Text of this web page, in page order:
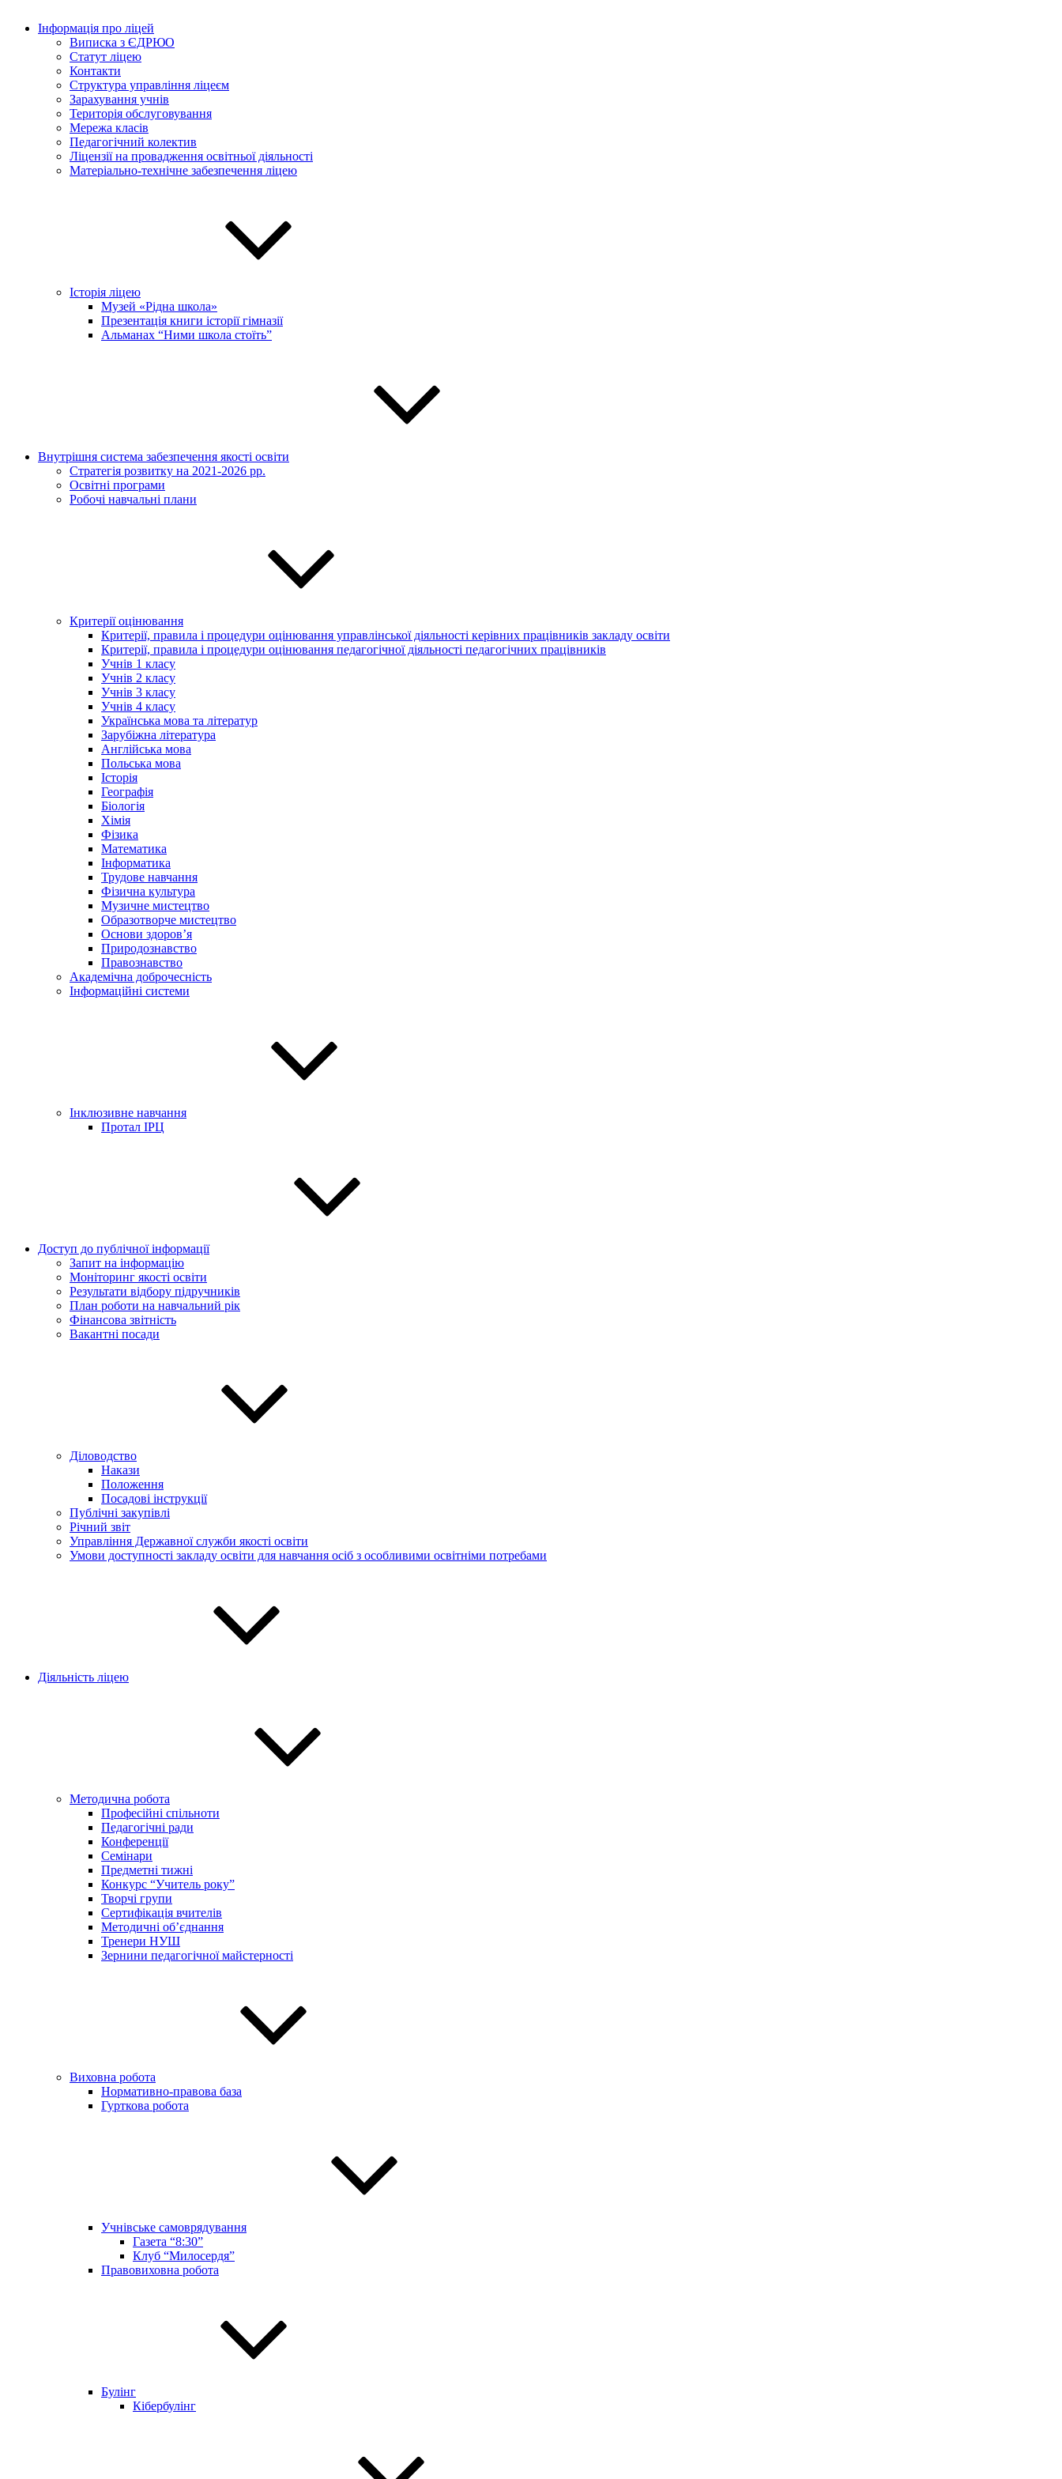
Інформація про ліцей
Виписка з ЄДРЮО
Статут ліцею
Контакти
Структура управління ліцеєм
Зарахування учнів
Територія обслуговування
Мережа класів
Педагогічний колектив
Ліцензії на провадження освітньої діяльності
Матеріально-технічне забезпечення ліцею
Історія ліцею
Музей «Рідна школа»
Презентація книги історії гімназії
Альманах “Ними школа стоїть”
Внутрішня система забезпечення якості освіти
Стратегія розвитку на 2021-2026 рр.
Освітні програми
Робочі навчальні плани
Критерії оцінювання
Критерії, правила і процедури оцінювання управлінської діяльності керівних працівників закладу освіти
Критерії, правила і процедури оцінювання педагогічної діяльності педагогічних працівників
Учнів 1 класу
Учнів 2 класу
Учнів 3 класу
Учнів 4 класу
Українська мова та літератур
Зарубіжна література
Англійська мова
Польська мова
Історія
Географія
Біологія
Хімія
Фізика
Математика
Інформатика
Трудове навчання
Фізична культура
Музичне мистецтво
Образотворче мистецтво
Основи здоров’я
Природознавство
Правознавство
Академічна доброчесність
Інформаційні системи
Інклюзивне навчання
Протал ІРЦ
Доступ до публічної інформації
Запит на інформацію
Моніторинг якості освіти
Результати відбору підручників
План роботи на навчальний рік
Фінансова звітність
Вакантні посади
Діловодство
Накази
Положення
Посадові інструкції
Публічні закупівлі
Річний звіт
Управління Державної служби якості освіти
Умови доступності закладу освіти для навчання осіб з особливими освітніми потребами
Діяльність ліцею
Методична робота
Професійні спільноти
Педагогічні ради
Конференції
Семінари
Предметні тижні
Конкурс “Учитель року”
Творчі групи
Сертифікація вчителів
Методичні об’єднання
Тренери НУШ
Зернини педагогічної майстерності
Виховна робота
Нормативно-правова база
Гурткова робота
Учнівське самоврядування
Газета “8:30”
Клуб “Милосердя”
Правовиховна робота
Булінг
Кібербулінг